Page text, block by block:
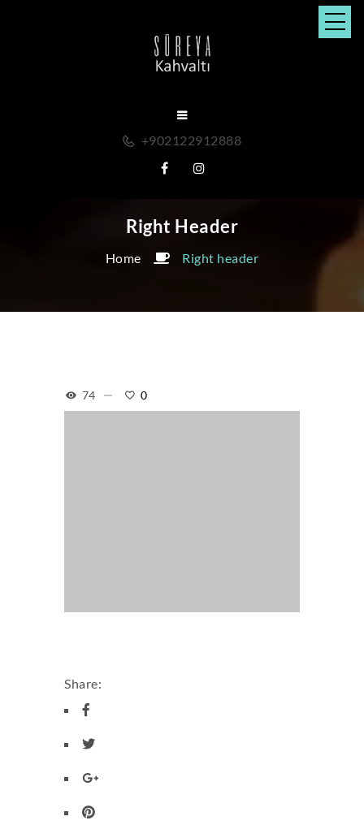
+902122912888
Right Header
Home Right header
74 0
Share: